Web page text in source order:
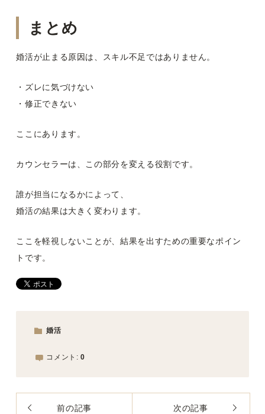
まとめ
婚活が止まる原因は、スキル不足ではありません。
・ズレに気づけない
・修正できない
ここにあります。
カウンセラーは、この部分を変える役割です。
誰が担当になるかによって、
婚活の結果は大きく変わります。
ここを軽視しないことが、結果を出すための重要なポイン
トです。
婚活
コメント:0
前の記事 次の記事